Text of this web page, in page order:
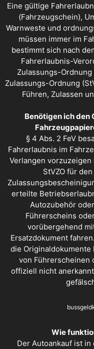
Eine gültige
(Fahrzeugschein),
Warnweste und
müssen immer im
bestimmt sich nach
Fahrerlaubnis-
Zulassungs-
Zulassungs-Ordnung
Führen, Zulassen
Benötigen ich den
§ 4 Abs. 2 FeV
Fahrerlaubnis im
Verlangen vorzuzeigen
StVZO für
erteilte
Autozubehör
Führerscheins
vorübergehend
Ersatzdokument
die Originaldokumente
von Führerscheinen
offiziell nicht
Wie
Der Autoankauf ist in